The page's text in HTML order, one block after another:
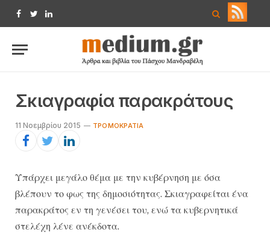
Facebook
TwitterLinkedIn
Σκιαγραφία παρακράτους
11 Νοεμβρίου 2015 TΡΟΜΟΚΡΑΤΊΑ
Υπάρχει μεγάλο θέμα με την κυβέρνηση με όσα
βλέπουν το φως της δημοσιότητας. Σκιαγραφείται ένα
παρακράτος εν τη γενέσει του, ενώ τα κυβερνητικά
στελέχη λένε ανέκδοτα.